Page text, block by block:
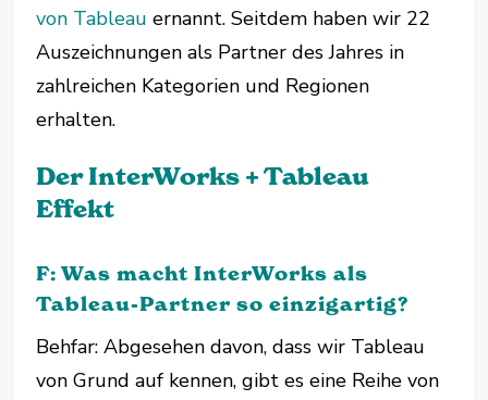
von Tableauernannt. Seitdem haben wir 22
Auszeichnungen als Partner des Jahres in
zahlreichen Kategorien und Regionen
erhalten.
Der InterWorks + Tableau
Effekt
F: Was macht InterWorks als
Tableau-Partner so einzigartig?
Behfar: Abgesehen davon, dass wir Tableau
von Grund auf kennen, gibt es eine Reihe von